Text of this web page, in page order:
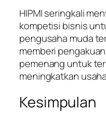
HIPMI seringkali
kompetisi bisnis
pengusaha muda
memberi
pemenang untuk
meningkatkan
Kesimpulan